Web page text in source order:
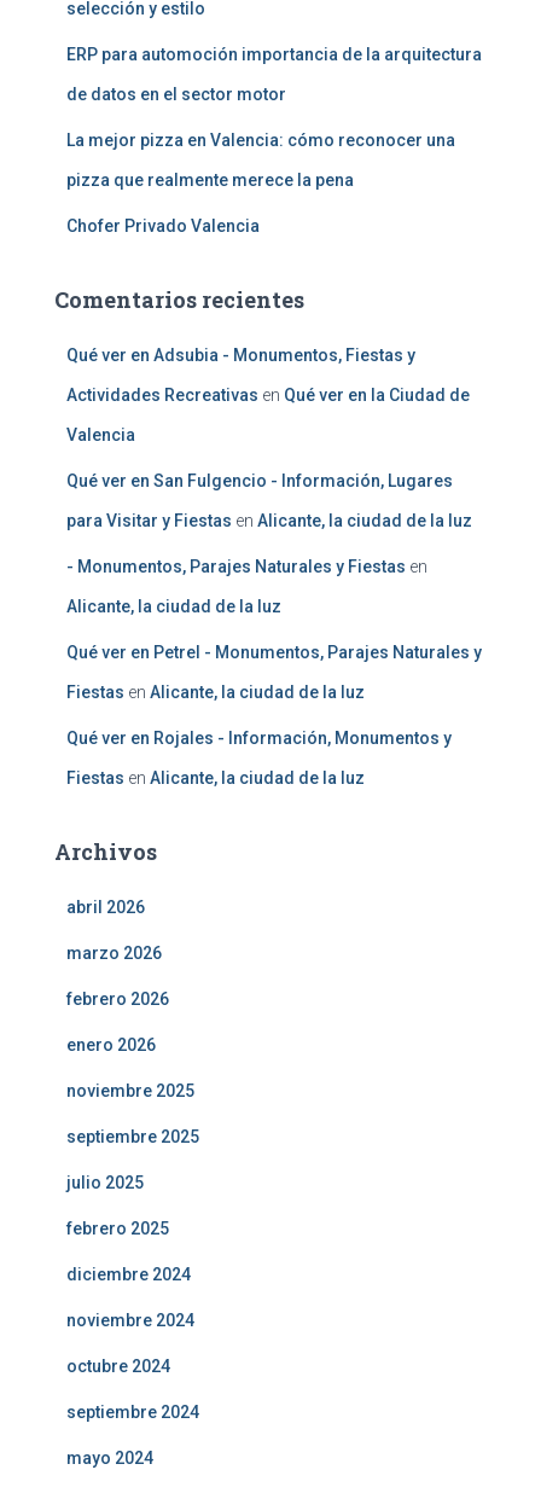
selección y estilo
ERP para automoción importancia de la arquitectura
de datos en el sector motor
La mejor pizza en Valencia: cómo reconocer una
pizza que realmente merece la pena
Chofer Privado Valencia
Comentarios recientes
Qué ver en Adsubia - Monumentos, Fiestas y
Actividades Recreativas en Qué ver en la Ciudad de
Valencia
Qué ver en San Fulgencio - Información, Lugares
para Visitar y Fiestas en Alicante, la ciudad de la luz
- Monumentos, Parajes Naturales y Fiestas en
Alicante, la ciudad de la luz
Qué ver en Petrel - Monumentos, Parajes Naturales y
Fiestas en Alicante, la ciudad de la luz
Qué ver en Rojales - Información, Monumentos y
Fiestas en Alicante, la ciudad de la luz
Archivos
abril 2026
marzo 2026
febrero 2026
enero 2026
noviembre 2025
septiembre 2025
julio 2025
febrero 2025
diciembre 2024
noviembre 2024
octubre 2024
septiembre 2024
mayo 2024